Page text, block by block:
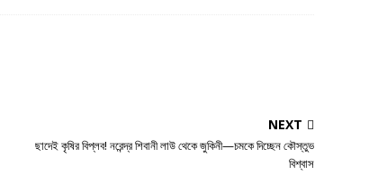
NEXT
ছাদেই কৃষির বিপ্লব! নরেন্দ্র শিবানী লাউ থেকে জুকিনী—চমকে দিচ্ছেন কৌস্তুভ
বিশ্বাস